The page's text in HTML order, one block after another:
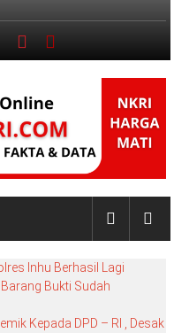
Inhu Berhasil Lagi
Bukti Sudah
Kepada DPD – RI , Desak